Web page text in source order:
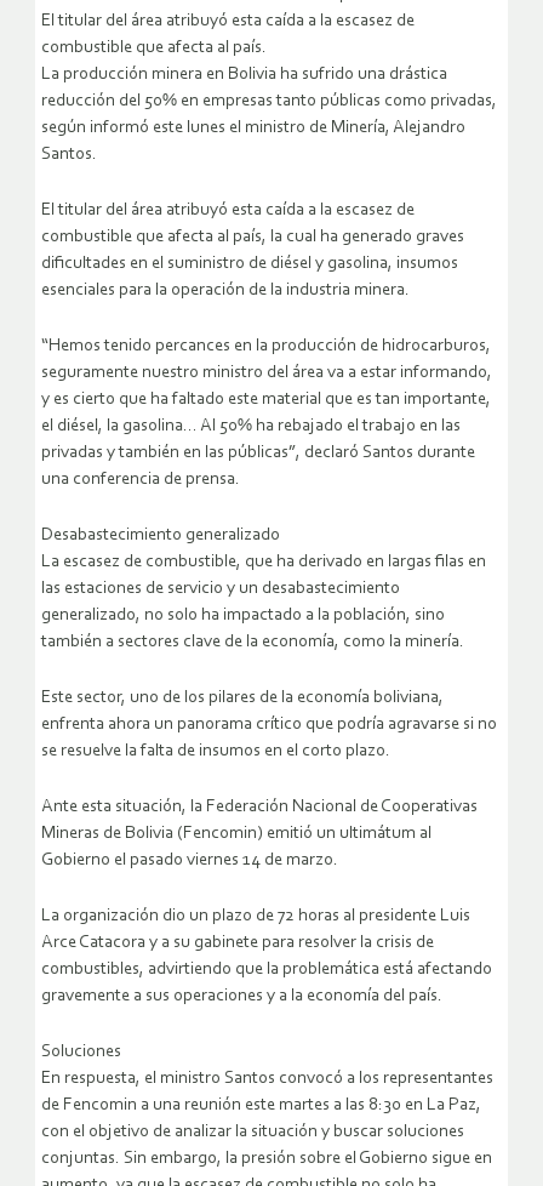
El titular del área atribuyó esta caída a la escasez de
combustible que afecta al país.
La producción minera en Bolivia ha sufrido una drástica
reducción del 50% en empresas tanto públicas como privadas,
según informó este lunes el ministro de Minería, Alejandro
Santos.
El titular del área atribuyó esta caída a la escasez de
combustible que afecta al país, la cual ha generado graves
dificultades en el suministro de diésel y gasolina, insumos
esenciales para la operación de la industria minera.
“Hemos tenido percances en la producción de hidrocarburos,
seguramente nuestro ministro del área va a estar informando,
y es cierto que ha faltado este material que es tan importante,
el diésel, la gasolina… Al 50% ha rebajado el trabajo en las
privadas y también en las públicas”, declaró Santos durante
una conferencia de prensa.
Desabastecimiento generalizado
La escasez de combustible, que ha derivado en largas filas en
las estaciones de servicio y un desabastecimiento
generalizado, no solo ha impactado a la población, sino
también a sectores clave de la economía, como la minería.
Este sector, uno de los pilares de la economía boliviana,
enfrenta ahora un panorama crítico que podría agravarse si no
se resuelve la falta de insumos en el corto plazo.
Ante esta situación, la Federación Nacional de Cooperativas
Mineras de Bolivia (Fencomin) emitió un ultimátum al
Gobierno el pasado viernes 14 de marzo.
La organización dio un plazo de 72 horas al presidente Luis
Arce Catacora y a su gabinete para resolver la crisis de
combustibles, advirtiendo que la problemática está afectando
gravemente a sus operaciones y a la economía del país.
Soluciones
En respuesta, el ministro Santos convocó a los representantes
de Fencomin a una reunión este martes a las 8:30 en La Paz,
con el objetivo de analizar la situación y buscar soluciones
conjuntas. Sin embargo, la presión sobre el Gobierno sigue en